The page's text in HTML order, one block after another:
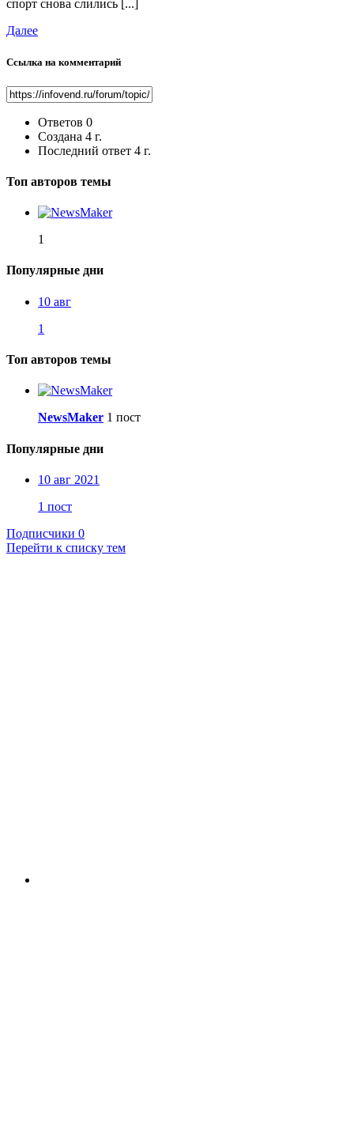
спорт снова слились [...]
Далее
Ссылка на комментарий
Ответов 0
Создана 4 г.
Последний ответ 4 г.
Топ авторов темы
1
Популярные дни
10 авг
1
Топ авторов темы
NewsMaker 1 пост
Популярные дни
10 авг 2021
1 пост
Подписчики 0
Перейти к списку тем